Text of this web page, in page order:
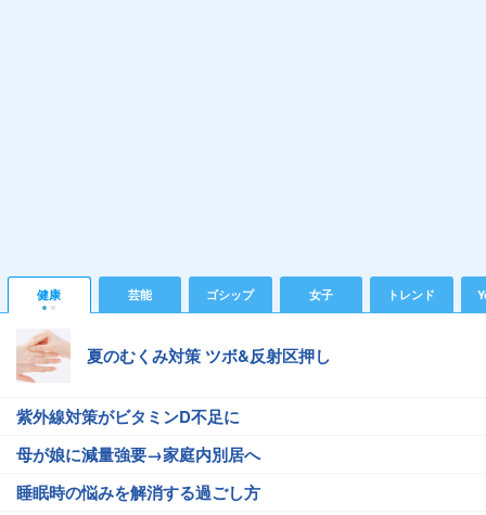
健康 芸能 ゴシップ 女子 トレンド
夏のむくみ対策 ツボ&反射区押し
紫外線対策がビタミンD不足に
母が娘に減量強要→家庭内別居へ
睡眠時の悩みを解消する過ごし方